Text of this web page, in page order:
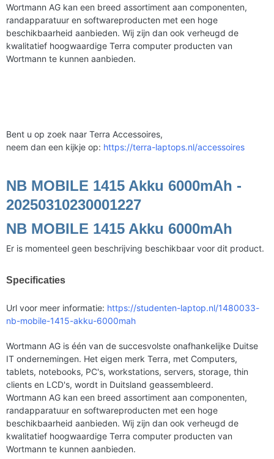
Wortmann AG kan een breed assortiment aan componenten,
randapparatuur en softwareproducten met een hoge
beschikbaarheid aanbieden. Wij zijn dan ook verheugd de
kwalitatief hoogwaardige Terra computer producten van
Wortmann te kunnen aanbieden.
Bent u op zoek naar Terra Accessoires,
neem dan een kijkje op: https://terra-laptops.nl/accessoires
NB MOBILE 1415 Akku 6000mAh -
20250310230001227
NB MOBILE 1415 Akku 6000mAh
Er is momenteel geen beschrijving beschikbaar voor dit product.
Specificaties
Url voor meer informatie: https://studenten-laptop.nl/1480033-
nb-mobile-1415-akku-6000mah
Wortmann AG is één van de succesvolste onafhankelijke Duitse
IT ondernemingen. Het eigen merk Terra, met Computers,
tablets, notebooks, PC's, workstations, servers, storage, thin
clients en LCD's, wordt in Duitsland geassembleerd.
Wortmann AG kan een breed assortiment aan componenten,
randapparatuur en softwareproducten met een hoge
beschikbaarheid aanbieden. Wij zijn dan ook verheugd de
kwalitatief hoogwaardige Terra computer producten van
Wortmann te kunnen aanbieden.